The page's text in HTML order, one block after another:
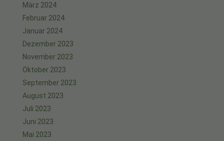
März 2024
Februar 2024
Januar 2024
Dezember 2023
November 2023
Oktober 2023
September 2023
August 2023
Juli 2023
Juni 2023
Mai 2023